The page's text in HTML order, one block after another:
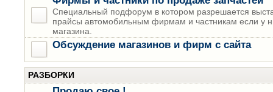
Специальный подфорум в котором разрешается
прайсы автомобильным фирмам и частникам если у
магазина.
Обсуждение магазинов и фирм с сайта
РАЗБОРКИ